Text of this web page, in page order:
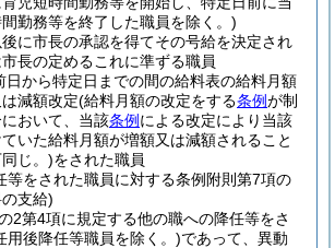
勤務等を終了した職員を除く。)
に市長の承認を得てその号給を決定され
長の定めるこれに準ずる職員
日から特定日までの間の給料表の給料月額
減額改定(給料月額の改定をする条例が制
おいて、当該条例 による改定により当該
いた給料月額が増額又は減額されること
じ。)をされた職員
等をされた職員に対する条例附則第7項の
支給)
2第4項に規定する他の職への降任等をさ
用後降任等職員を除く。)であって、異動